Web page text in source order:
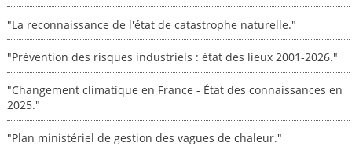
"La reconnaissance de l'état de catastrophe naturelle."
"Prévention des risques industriels : état des lieux 2001-2026."
"Changement climatique en France - État des connaissances en
2025."
"Plan ministériel de gestion des vagues de chaleur."